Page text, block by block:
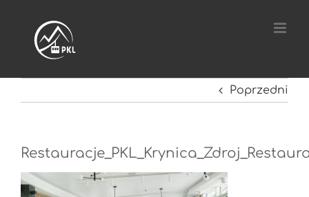
zawartości
Poprzedni